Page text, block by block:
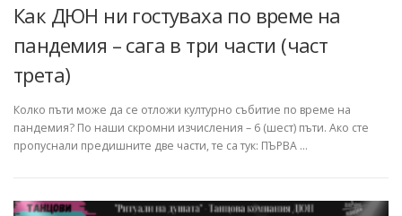
Как ДЮН ни гостуваха по време на
пандемия – сага в три части (част
трета)
Колко пъти може да се отложи културно събитие по време на
пандемия? По наши скромни изчисления – 6 (шест) пъти. Ако сте
пропуснали предишните две части, те са тук: ПЪРВА …